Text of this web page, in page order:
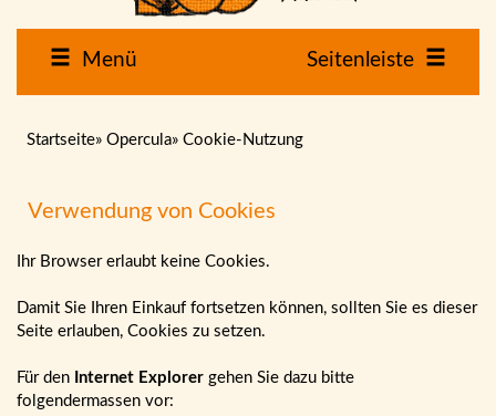
Menü Seitenleiste
Startseite» Opercula» Cookie-Nutzung
Verwendung von Cookies
Ihr Browser erlaubt keine Cookies.
Damit Sie Ihren Einkauf fortsetzen können, sollten Sie es dieser
Seite erlauben, Cookies zu setzen.
Für den Internet Explorer gehen Sie dazu bitte
folgendermassen vor: